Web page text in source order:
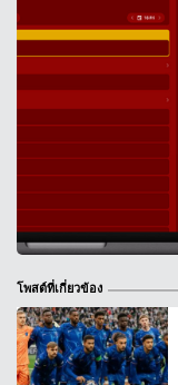
โพสต์ที่เกี่ยวข้อง